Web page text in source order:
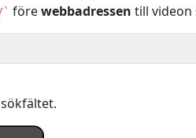
` förewebbadressen till videon